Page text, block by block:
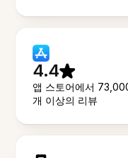
4.4
앱 스토어에서
개 이상의 리뷰